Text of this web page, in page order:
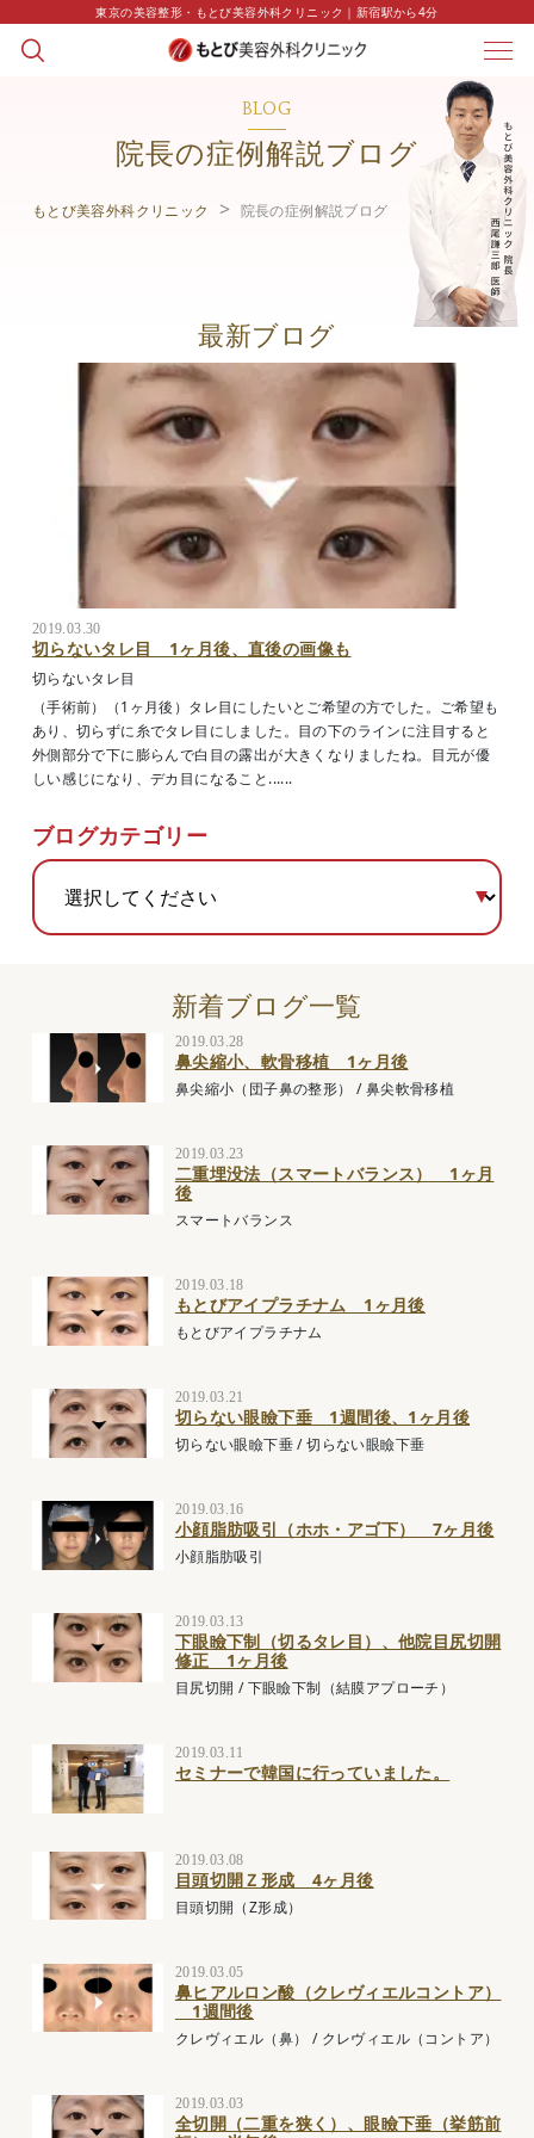
東京の美容整形・もとび美容外科クリニック｜新宿駅から4分
BLOG
院長の症例解説ブログ
もとび美容外科クリニック 院長の症例解説ブログ
最新ブログ
2019.03.30
切らないタレ目 1ヶ月後、直後の画像も
切らないタレ目
（手術前）（1ヶ月後）タレ目にしたいとご希望の方でした。ご希望も
あり、切らずに糸でタレ目にしました。目の下のラインに注目すると
外側部分で下に膨らんで白目の露出が大きくなりましたね。目元が優
しい感じになり、デカ目になること......
ブログカテゴリー
新着ブログ一覧
2019.03.28
鼻尖縮小、軟骨移植 1ヶ月後
鼻尖縮小（団子鼻の整形） /鼻尖軟骨移植
2019.03.23
二重埋没法（スマートバランス） 1ヶ月
後
スマートバランス
2019.03.18
もとびアイプラチナム 1ヶ月後
もとびアイプラチナム
2019.03.21
切らない眼瞼下垂 1週間後、1ヶ月後
切らない眼瞼下垂/切らない眼瞼下垂
2019.03.16
小顔脂肪吸引（ホホ・アゴ下） 7ヶ月後
小顔脂肪吸引
2019.03.13
下眼瞼下制（切るタレ目）、他院目尻切開
修正 1ヶ月後
目尻切開 /下眼瞼下制（結膜アプローチ）
2019.03.11
セミナーで韓国に行っていました。
2019.03.08
目頭切開Ｚ形成 4ヶ月後
目頭切開（Z形成）
2019.03.05
鼻ヒアルロン酸（クレヴィエルコントア）
1週間後
クレヴィエル（鼻） / クレヴィエル（コントア）
2019.03.03
全切開（二重を狭く）、眼瞼下垂（挙筋前